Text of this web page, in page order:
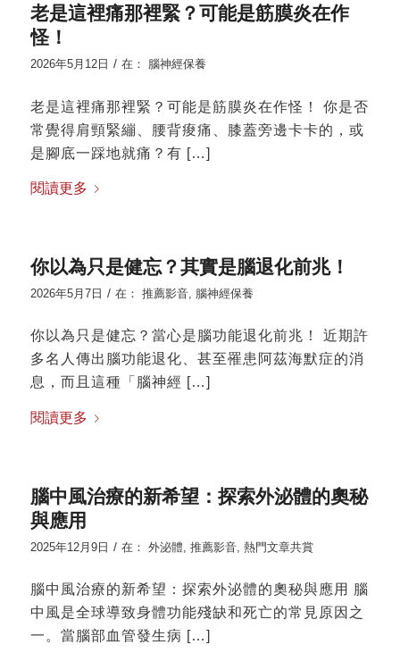
老是這裡痛那裡緊？可能是筋膜炎在作
怪！
2026年5月12日 / 在： 腦神經保養
老是這裡痛那裡緊？可能是筋膜炎在作怪！ 你是否
常覺得肩頸緊繃、腰背痠痛、膝蓋旁邊卡卡的，或
是腳底一踩地就痛？有 […]
閱讀更多
你以為只是健忘？其實是腦退化前兆！
2026年5月7日 / 在： 推薦影音, 腦神經保養
你以為只是健忘？當心是腦功能退化前兆！ 近期許
多名人傳出腦功能退化、甚至罹患阿茲海默症的消
息，而且這種「腦神經 […]
閱讀更多
腦中風治療的新希望：探索外泌體的奧秘
與應用
2025年12月9日 / 在： 外泌體 推薦影音, 熱門文章共賞
腦中風治療的新希望：探索外泌體的奧秘與應用 腦
中風是全球導致身體功能殘缺和死亡的常見原因之
一。當腦部血管發生病 […]